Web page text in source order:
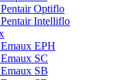
Optiflo
Intelliflo
EPH
SC
SB